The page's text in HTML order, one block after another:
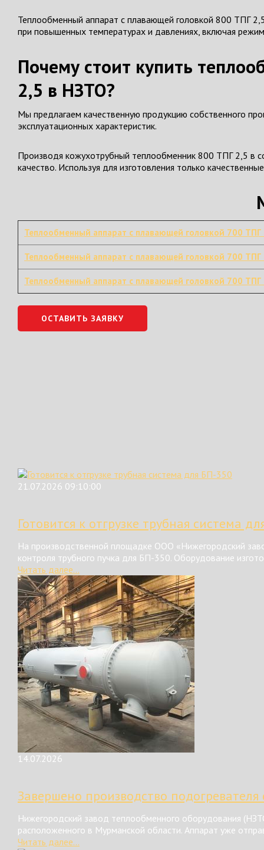
Теплообменный аппарат с плавающей головкой 800 ТПГ
при повышенных температурах и давлениях, включая
Почему стоит купить
2,5 в НЗТО?
Мы предлагаем качественную продукцию собственного
эксплуатационных характеристик.
Производя кожухотрубный теплообменник 800 ТПГ 2,5 в
качество. Используя для изготовления только
Теплообменный аппарат с плавающей головкой 700 ТПГ
Теплообменный аппарат с плавающей головкой 700 ТПГ
Теплообменный аппарат с плавающей головкой 700 ТПГ
ОСТАВИТЬ ЗАЯВКУ
21.07.2026 09:10:00
Готовится к отгрузке трубная система
На производственной площадке ООО «Нижегородский
контроля трубного пучка для БП-350. Оборудование
Читать далее...
14.07.2026
Завершено производство
Нижегородский завод теплообменного оборудования
расположенного в Мурманской области. Аппарат уже
Читать далее...